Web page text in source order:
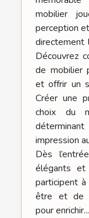
mobilier
perception
directement
Découvrez
de mobilier
et offrir un
Créer une
choix du
impression
Dès
élégants et
participent
être et de
pour enrichir...